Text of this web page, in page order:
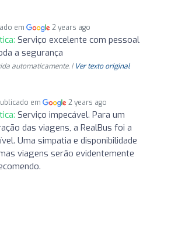
em 2 years ago
Serviço excelente com pessoal
a segurança
automaticamente. | Ver texto original
em 2 years ago
Serviço impecável. Para um
das viagens, a RealBus foi a
Uma simpatia e disponibilidade
viagens serão evidentemente